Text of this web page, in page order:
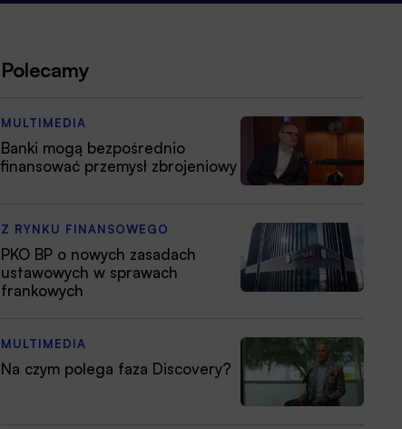
Polecamy
MULTIMEDIA
Banki mogą bezpośrednio
finansować przemysł zbrojeniowy
Z RYNKU FINANSOWEGO
PKO BP o nowych zasadach
ustawowych w sprawach
frankowych
MULTIMEDIA
Na czym polega faza Discovery?